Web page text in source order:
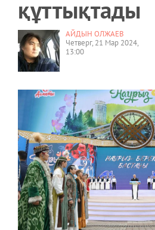
құттықтады
АЙДЫН ОЛЖАЕВ
Четверг, 21 Мар 2024,
13:00